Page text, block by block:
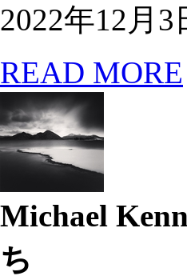
2022年12月
READ MORE
Michael
ち